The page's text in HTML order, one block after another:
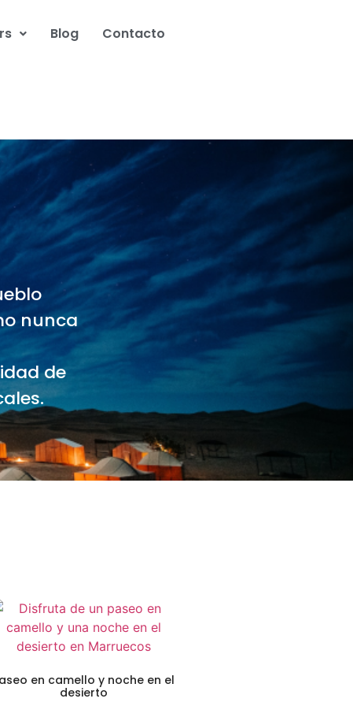
Blog Contacto
nunca
de
en camello y noche en el
desierto